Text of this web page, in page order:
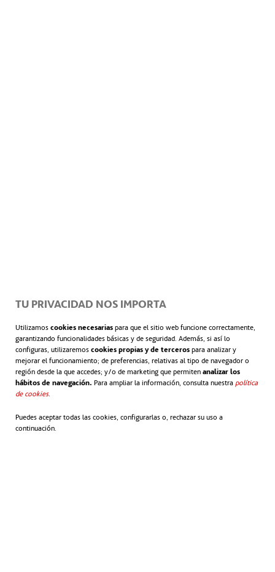
TU PRIVACIDAD NOS IMPORTA
Utilizamos cookies necesarias para que el sitio web funcione correctamente,
garantizando funcionalidades básicas y de seguridad. Además, si así lo
configuras, utilizaremos cookies propias y de terceros para analizar y
mejorar el funcionamiento; de preferencias, relativas al tipo de navegador o
región desde la que accedes; y/o de marketing que permiten analizar los
hábitos de navegación. Para ampliar la información, consulta nuestra política
de cookies.
Puedes aceptar todas las cookies, configurarlas o, rechazar su uso a
continuación.